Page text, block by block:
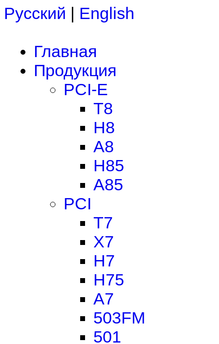
Русский | English
Главная
Продукция
PCI-E
T8
H8
A8
H85
A85
PCI
T7
X7
H7
H75
A7
503FM
501